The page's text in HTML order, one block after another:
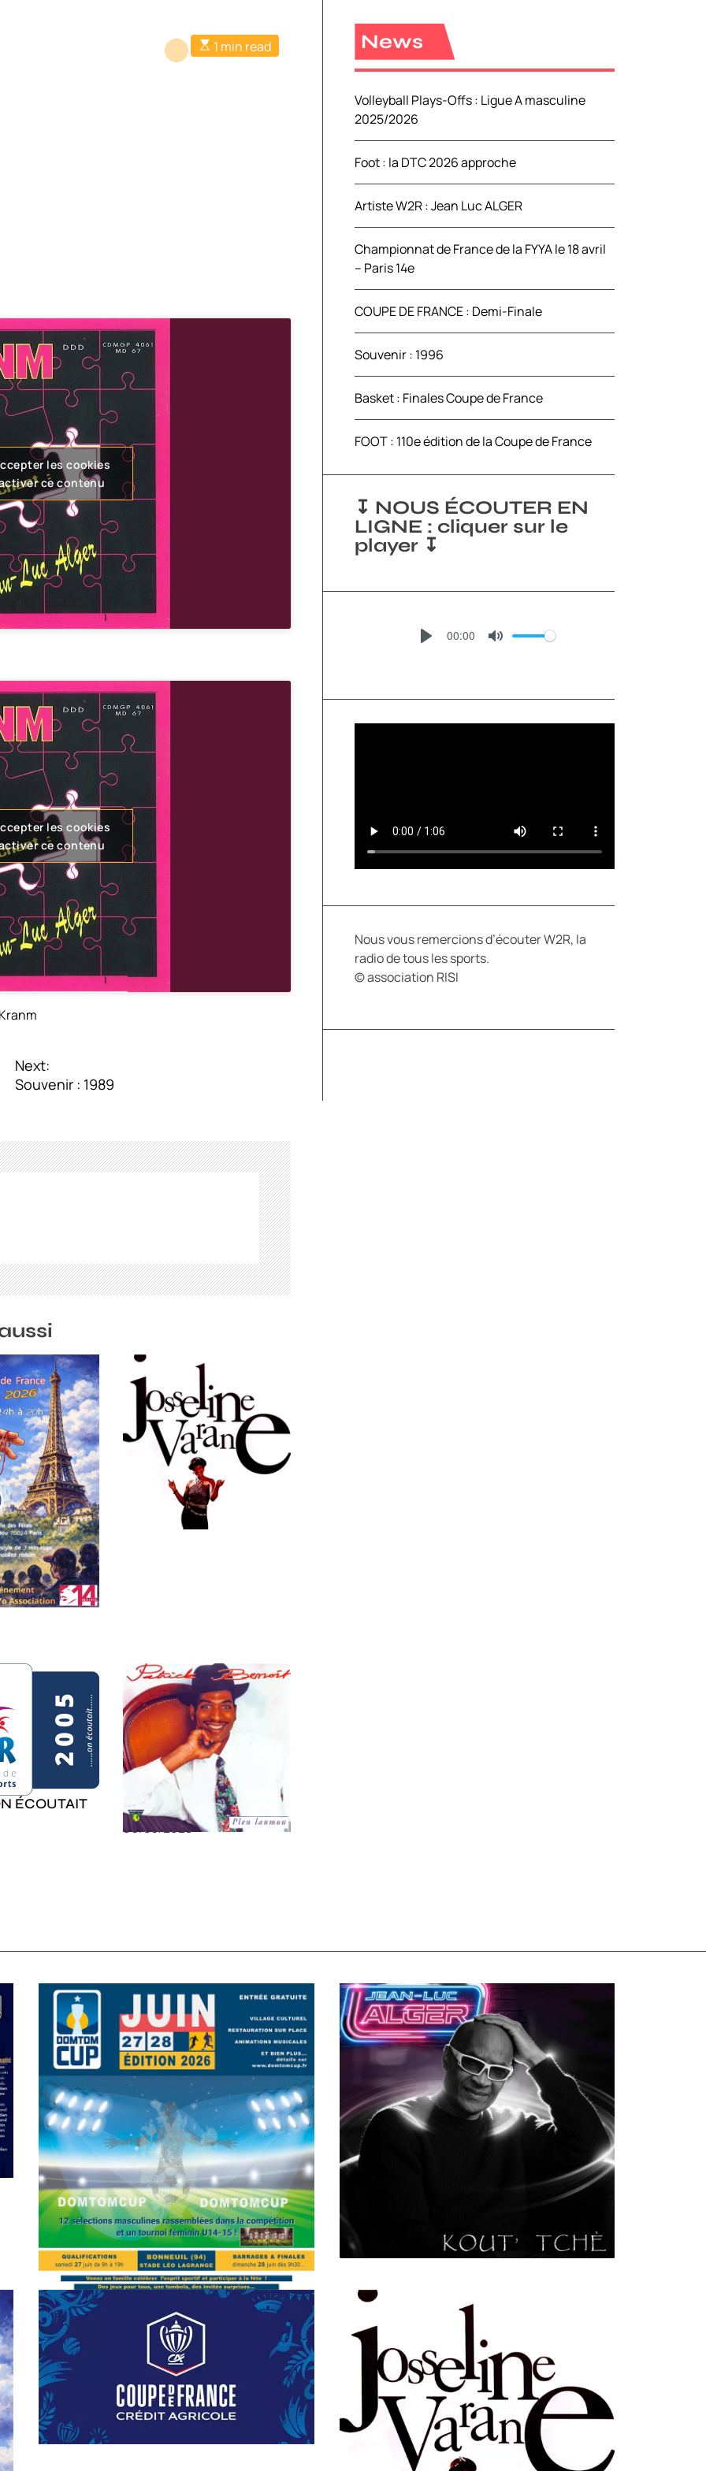
1 min read
les cookies
ce contenu
les cookies
ce contenu
Kranm
Next:
Souvenir : 1989
de France
18 avril –
Souvenir : 1996
05/03/2026
ÉCOUTAIT
Souvenir : 1995
06/03/2025
h
e
r
News
Volleyball Plays-Offs : Ligue A masculine
2025/2026
Foot : la DTC 2026 approche
Artiste W2R : Jean Luc ALGER
Championnat de France de la FYYA le 18 avril
– Paris 14e
COUPE DE FRANCE : Demi-Finale
Souvenir : 1996
Basket : Finales Coupe de France
FOOT : 110e édition de la Coupe de France
↧ NOUS ÉCOUTER EN
LIGNE : cliquer sur le
player ↧
A
00:00
T
Nous vous remercions d’écouter W2R, la
radio de tous les sports.
© association RISI
SPORT COMPÉTITIONS FOOTBALL JEUNESSE & SPORTS
Foot : la DTC 2026 approche
03/04/2026byWebmaster2Risi
Artiste W2R : Jean Luc ALGER
On byWebmaster2Risi